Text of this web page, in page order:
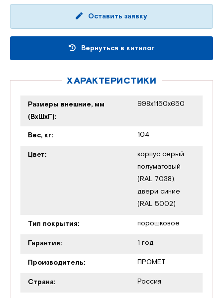
Оставить заявку
Вернуться в каталог
ХАРАКТЕРИСТИКИ
Размеры внешние, мм
(ВхШхГ):
998x1150x650
Вес, кг: 104
Цвет:
корпус серый
полуматовый
(RAL 7038),
двери синие
(RAL 5002)
Тип покрытия: порошковое
Гарантия: 1 год
Производитель: ПРОМЕТ
Страна: Россия